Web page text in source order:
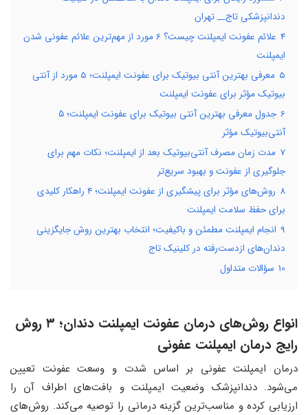
دندانپزشکی تاج__ تهران
4
علائم عفونت ایمپلنت چیست؟ 6 مورد از مهم‌ترین علائم عفونی شدن
ایمپلنت
5
معرفی بهترین آنتی بیوتیک برای عفونت ایمپلنت؛ 5 مورد از آنتی
بیوتیک مؤثر برای عفونت ایمپلنت
6
جدول معرفی بهترین آنتی بیوتیک برای عفونت ایمپلنت؛ ۵
آنتی‌بیوتیک مؤثر
7 مدت زمان مصرف آنتی‌بیوتیک بعد از ایمپلنت؛ نکات مهم برای
جلوگیری از عفونت و بهبود سریع‌تر
8
روش‌های مؤثر برای پیشگیری از عفونت ایمپلنت؛ 4 راهکار کلیدی
برای حفظ سلامت ایمپلنت
9 انجام ایمپلنت مطمئن و باکیفیت؛ انتخاب بهترین روش جایگزینی
دندان‌های ازدست‌رفته در کلینیک تاج
10 سؤالات متداول
انواع روش‌های درمان عفونت ایمپلنت دندان؛ ۳ روش
رایج درمان ایمپلنت عفونی
درمان ایمپلنت عفونی بر اساس شدت و وسعت عفونت تعیین
می‌شود. دندانپزشک وضعیت ایمپلنت و بافت‌های اطراف آن را
ارزیابی کرده و مناسب‌ترین گزینه درمانی را توصیه می‌کند. روش‌های